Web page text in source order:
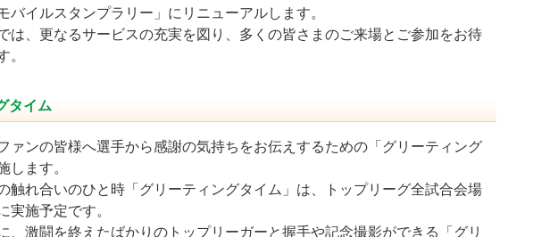
バイルスタンプラリー」にリニューアルします。
は、更なるサービスの充実を図り、多くの皆さまのご来場とご参加をお待
。
タイム
ァンの皆様へ選手から感謝の気持ちをお伝えするための「グリーティング
します。
触れ合いのひと時「グリーティングタイム」は、トップリーグ全試合会場
実施予定です。
、激闘を終えたばかりのトップリーガーと握手や記念撮影ができる「グリ